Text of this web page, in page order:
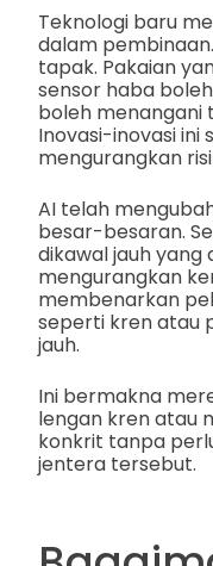
Teknologi baru
dalam
tapak. Pakaian
sensor haba
boleh menangani
Inovasi-inovasi ini
mengurangkan
AI telah
besar-besaran.
dikawal jauh yang
mengurangkan
membenarkan
seperti kren atau
jauh.
Ini bermakna
lengan kren atau
konkrit tanpa
jentera tersebut.